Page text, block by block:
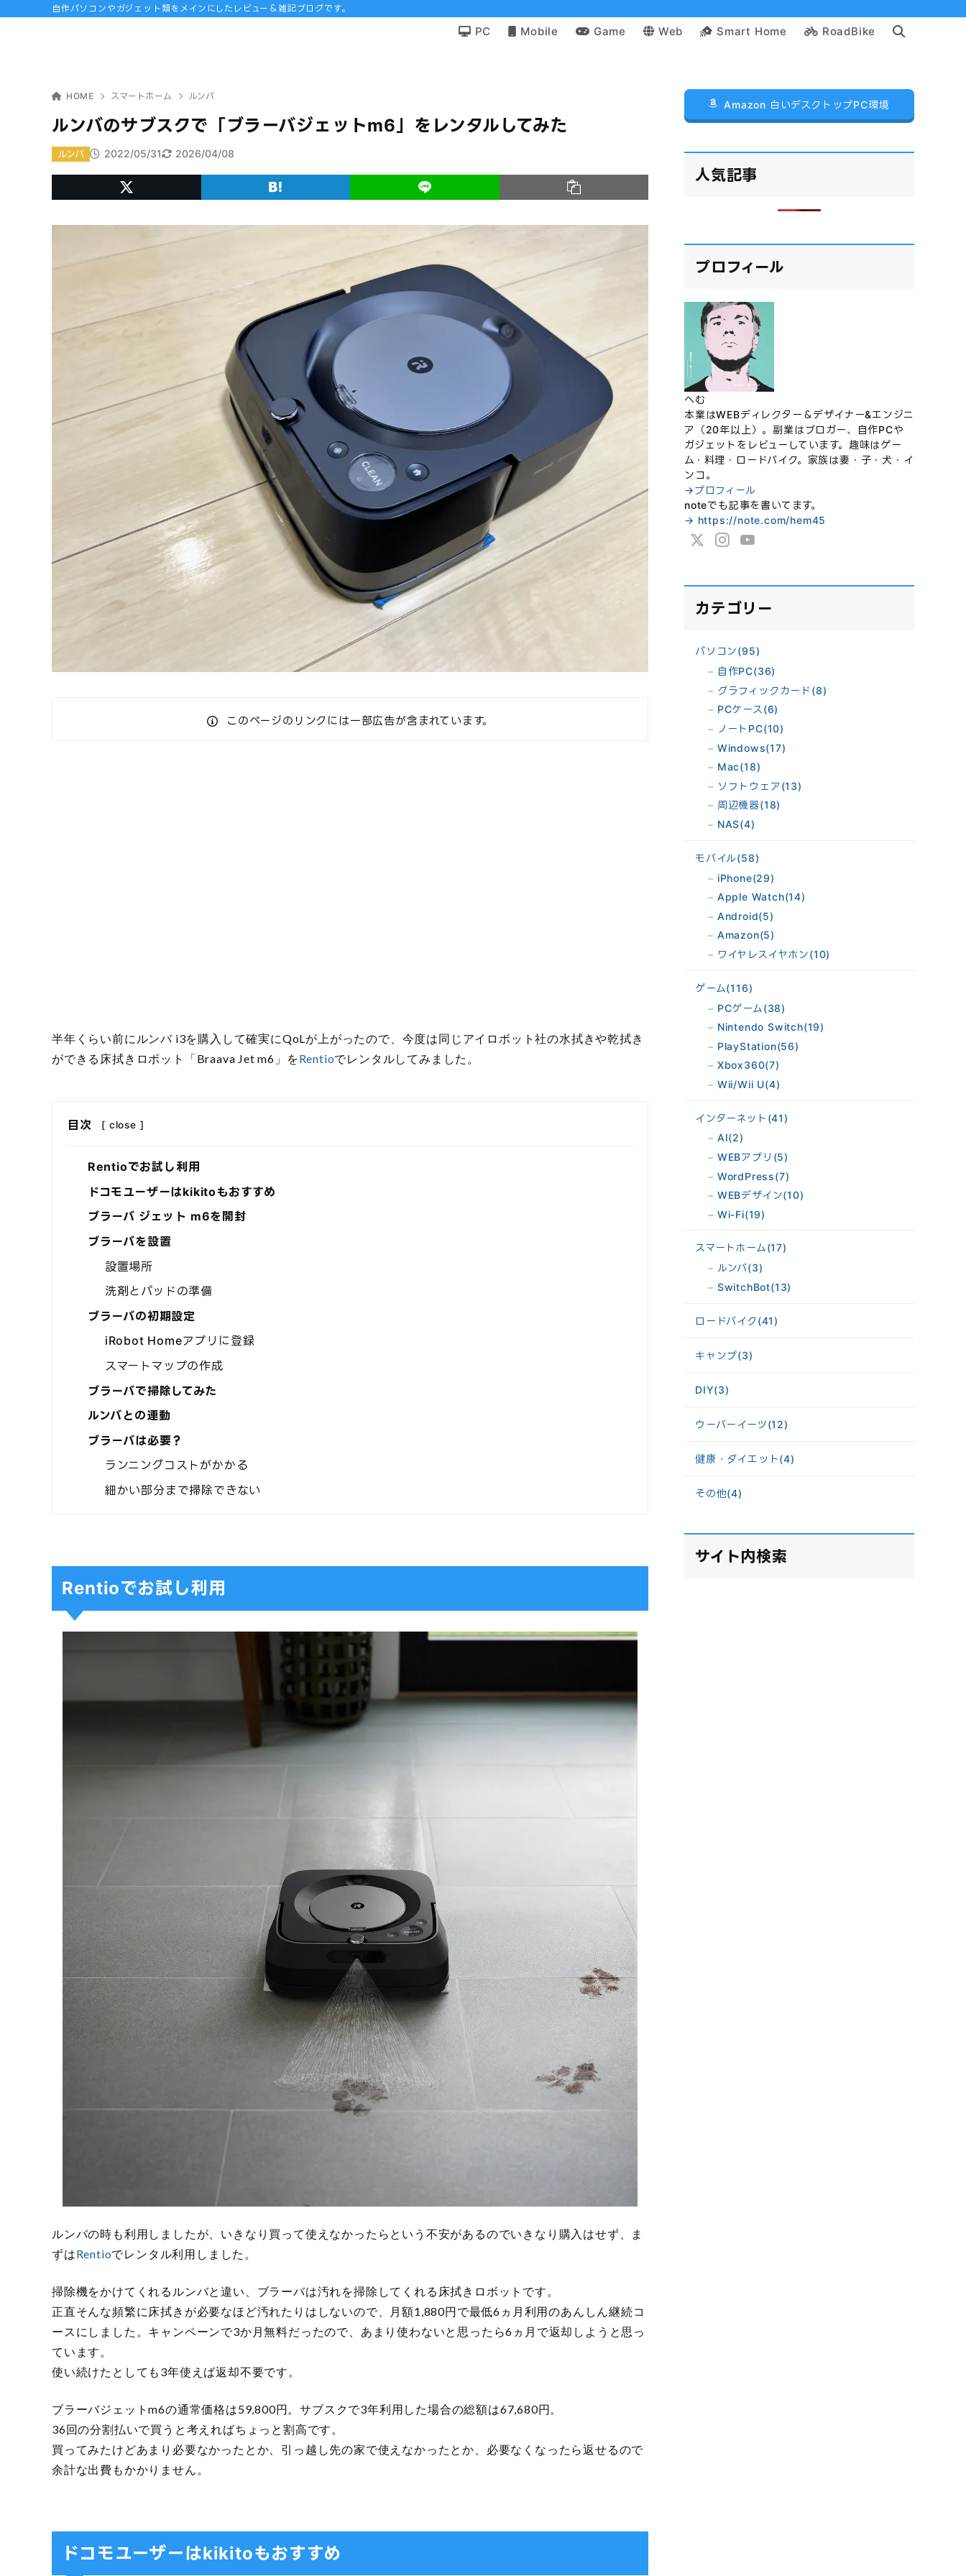
自作パソコンやガジェット類をメインにしたレビュー＆雑記ブログです。
PC Mobile Game Web Smart Home RoadBike
HOME スマートホーム ルンバ
ルンバのサブスクで「ブラーバジェットm6」をレンタルしてみた
2022/05/31 2026/04/08
ルンバ
このページのリンクには一部広告が含まれています。
半年くらい前にルンバ i3を購入して確実にQoLが上がったので、今度は同じアイロボット社の水拭きや乾拭き
ができる床拭きロボット「Braava Jet m6」をRentioでレンタルしてみました。
目次 [ close ]
Rentioでお試し利用
ドコモユーザーはkikitoもおすすめ
ブラーバ ジェット m6を開封
ブラーバを設置
設置場所
洗剤とパッドの準備
ブラーバの初期設定
iRobot Homeアプリに登録
スマートマップの作成
ブラーバで掃除してみた
ルンバとの連動
ブラーバは必要？
ランニングコストがかかる
細かい部分まで掃除できない
Rentioでお試し利用
ルンバの時も利用しましたが、いきなり買って使えなかったらという不安があるのでいきなり購入はせず、ま
ずはRentioでレンタル利用しました。
掃除機をかけてくれるルンバと違い、ブラーバは汚れを掃除してくれる床拭きロボットです。
正直そんな頻繁に床拭きが必要なほど汚れたりはしないので、月額1,880円で最低6ヵ月利用のあんしん継続コ
ースにしました。キャンペーンで3か月無料だったので、あまり使わないと思ったら6ヵ月で返却しようと思っ
ています。
使い続けたとしても3年使えば返却不要です。
ブラーバジェットm6の通常価格は59,800円。サブスクで3年利用した場合の総額は67,680円。
36回の分割払いで買うと考えればちょっと割高です。
買ってみたけどあまり必要なかったとか、引っ越し先の家で使えなかったとか、必要なくなったら返せるので
余計な出費もかかりません。
ドコモユーザーはkikitoもおすすめ
Amazon 白いデスクトップPC環境
人気記事
プロフィール
へむ
本業はWEBディレクター＆デザイナー&エンジニ
ア（20年以上）。副業はブロガー、自作PCや
ガジェットをレビューしています。趣味はゲー
ム・料理・ロードバイク。家族は妻・子・犬・イ
ンコ。
→プロフィール
noteでも記事を書いてます。
→ https://note.com/hem45
カテゴリー
パソコン(95)
自作PC(36)
グラフィックカード (8)
PCケース(6)
ノートPC(10)
Windows(17)
Mac(18)
ソフトウェア (13)
周辺機器(18)
NAS(4)
モバイル(58)
iPhone(29)
Apple Watch(14)
Android(5)
Amazon(5)
ワイヤレスイヤホン(10)
ゲーム(116)
PCゲーム(38)
Nintendo Switch(19)
PlayStation(56)
Xbox360(7)
Wii/Wii U(4)
インターネット (41)
AI(2)
WEBアプリ (5)
WordPress(7)
WEBデザイン(10)
Wi-Fi(19)
スマートホーム(17)
ルンバ(3)
SwitchBot(13)
ロードバイク(41)
キャンプ(3)
DIY(3)
ウーバーイーツ(12)
健康・ダイエット(4)
その他(4)
サイト内検索